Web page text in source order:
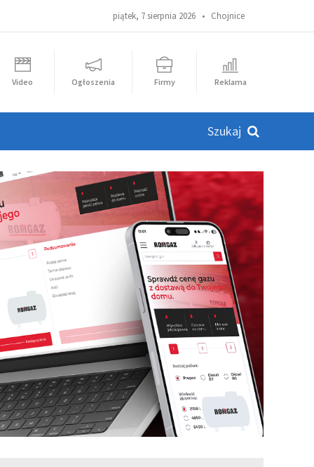
piątek, 7 sierpnia 2026 • Chojnice
Video Ogłoszenia Firmy Reklama